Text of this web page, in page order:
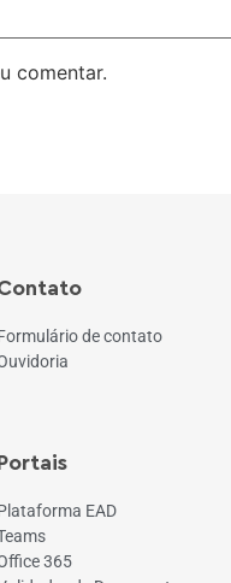
comentar.
de contato
Portais
EAD
365